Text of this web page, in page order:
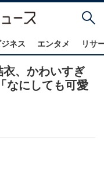
ネス エンタメ リサ
衣、かわいすぎ
なにしても可愛